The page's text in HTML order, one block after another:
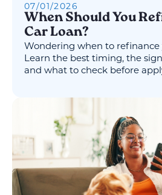
07/01/2026
When Should You
Car Loan?
Wondering when to refinance
Learn the best timing, the
and what to check before